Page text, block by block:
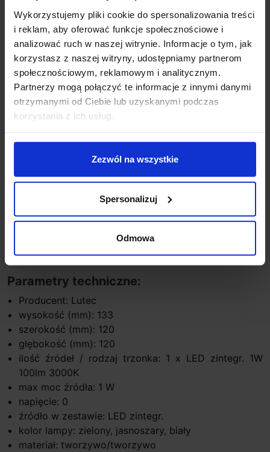
Wykorzystujemy pliki cookie do spersonalizowania treści
i reklam, aby oferować funkcje społecznościowe i
analizować ruch w naszej witrynie. Informacje o tym, jak
korzystasz z naszej witryny, udostępniamy partnerom
społecznościowym, reklamowym i analitycznym.
Partnerzy mogą połączyć te informacje z innymi danymi
otrzymanymi od Ciebie lub uzyskanymi podczas
korzystania z ich usług.
Zezwól na wszystkie
Spersonalizuj
Odmowa
Koszt dostawy
Zapytaj o produkt
Lutec TABLE CUBEto nowoczesna lampa stołowa,
ładowana baterią słoneczną. Oprawa o mocy 1W i
do wyboru: pomarańczowy, zielony, szary lub biały. Ta
nowoczesna lampa jest idealna na taras lub balkon.
Parametry techniczne:
Producent: Lutec
wysokość (mm): 133
szerokość (mm): 120
głębokość (mm): 120
ilość źródeł / rodzaj trzonka: 1 x LED zintegr. 1W
100lm 3000K
max moc źródła: 1 W
napięcie: 0
źródło w zestawie: LED zintegr.
kolor lampy: zielony, jasnoszary, biały
materiał: tworzywo/tworzywo